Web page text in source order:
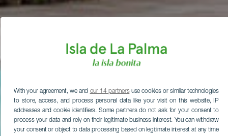
With your agreement, we and our 14 partnersuse cookies or similar technologies
to store, access, and process personal data like your visit on this website, IP
addresses and cookie identifiers. Some partners do not ask for your consent to
process your data and rely on their legitimate business interest. You can withdraw
your consent or object to data processing based on legitimate interest at any time